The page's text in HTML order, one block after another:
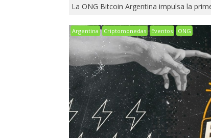
La ONG Bitcoin Argentina impulsa la
Argentina Criptomonedas Eventos ONG